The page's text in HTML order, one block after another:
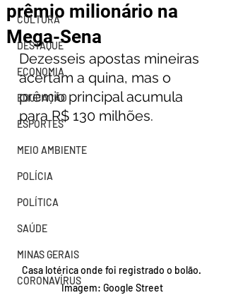
CULTURA
DESTAQUE
ECONOMIA
EDUCAÇÃO
ESPORTES
MEIO AMBIENTE
POLÍCIA
POLÍTICA
SAÚDE
MINAS GERAIS
CORONAVÍRUS
prêmio milionário na
Mega-Sena
Dezesseis apostas mineiras
acertam a quina, mas o
prêmio principal acumula
para R$ 130 milhões.
Casa lotérica onde foi registrado o bolão.
Imagem: Google Street